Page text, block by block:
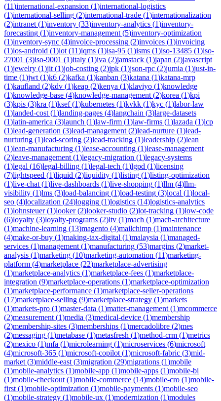
(11)international-expansion (1)international-logistics
(1)international-selling (2)international-trade (1)internationalization
(2)intranet (1)inventory (33)inventory-analytics (1)inventory-
forecasting (1)inventory-management (5)inventory-optimization
(1)inventory-sync (4)invoice-processing (2)invoices (1)invoicing
(1)ios-android (1)iot (11)iqms (1)isa-95 (1)isms (1)iso-13485 (1)iso-
27001 (3)iso-9001 (1)italy (1)iva (2)jamstack (1)japan (2)javascript
(1)jewelry (1)jit (1)job-costing (2)jpk (1)json-rpc (2)jumia (1)just-in-
time (1)jwt (1)k6 (2)kafka (1)kanban (3)katana (1)katana-mrp
(1)kaufland (2)kdv (1)keap (2)kenya (1)klaviyo (1)knowledge
(1)knowledge-base (4)knowledge-management (2)korea (1)kpi
(3)kpis (3)kra (1)ksef(1)kubernetes (1)kvkk (1)kyc (1)labor-law
(1)landed-cost (1)landing-pages (4)langchain (3)large-datasets
(1)latin-america (3)launch (1)law-firm (1)law-firms (1)lazada (1)lcp
(1)lead-generation (3)lead-management (2)lead-nurture (1)lead-
nurturing (1)lead-scoring (2)lead-tracking (1)leadership (2)lean
(1)lean-manufacturing (1)lease-accounting (1)lease-management
(2)leave-management (1)legacy-migration (1)legacy-systems
(1)legal (16)legal-billing (1)legal-tech (1)lgpd (1)licensing
(7)lightspeed (1)liquid (2)liquidity (1)listing (1)listing-optimization
(1)live-chat (1)live-dashboards (1)live-shopping (1)llm (4)llm-
visibility (1)lms (3)load-balancing (1)load-testing (3)local (1)local-
seo (4)localization (24)logging (1)logistics (14)logistics-analytics
(1)lohnsteuer(1)looker(2)looker-studio (2)lot-tracking (1)low-code
(6)loyalty (3)loyalty-programs (2)ltv (1)mach (1)mach-architecture
(1)machine-learning (13)magento (4)mailchimp (1)maintenance
(4)make-or-buy (1)making-tax-digital (1)malaysia (1)managed-
services (1)management (1)manufacturing (53)margins (2)market-
analysis (1)marketing (10)marketing-automation (11)marketing-
platform (4)marketplace (22)marketplace-advertising
(1)marketplace-analytics (1)marketplace-fees (1)marketplace-
integration (9)marketplace-operations (1)marketplace-optimization
(1)marketplace-performance (1)marketplace-seller-operations
(17)marketplace-selling (9)marketplace-strategy (1)markets
(1)markets-pro (1)master-data (1)matter-management (1)mcommerce
(2)measurement (1)media (3)medical-device (1)membership
(2)membership-sites (3)memberships (1)mercadolibre (2)mes
(2)messaging (1)metabase (1)metasfresh (1)method-crm (1)metrics
(2)mexico (1)mfa (1)microlearning (1)microservices (6)microsoft
(4)microsoft-365 (1)microsoft-copilot (1)microsoft-fabric (3)mid-
market (3)middle-east (3)migration (29)migrations (1)mobile
(1)mobile-analytics (1)mobile-app (1)mobile-apps (1)mobile-bi
(1)mobile-checkout (1)mobile-commerce (14)mobile-cro (1)mobile-
first (1)mobile-optimization (1)mobile-payments (1)mobile-seo
(1)mobile-strategy (1)mobile-ux (1)modernization (1)modules